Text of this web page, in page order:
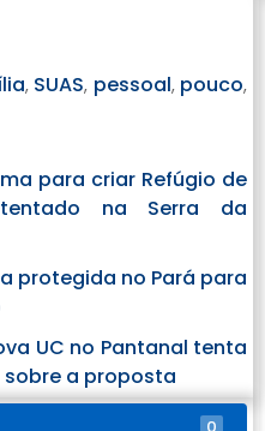
, SUAS, pessoal, pouco,
para criar Refúgio de
na Serra da
protegida no Pará para
UC no Pantanal tenta
a proposta